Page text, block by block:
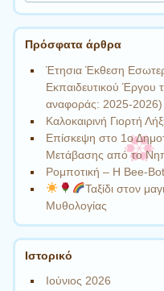
Πρόσφατα άρθρα
Έτησια Έκθεση
Εκπαιδευτικού Έργου
αναφοράς: 2025-2026)
Καλοκαιρινή Γιορτή
Επίσκεψη στο 1ο
Μετάβασης από το
Ρομποτική – Η Bee-Bot
Ταξίδι στον
Μυθολογίας
Ιστορικό
Ιούνιος 2026